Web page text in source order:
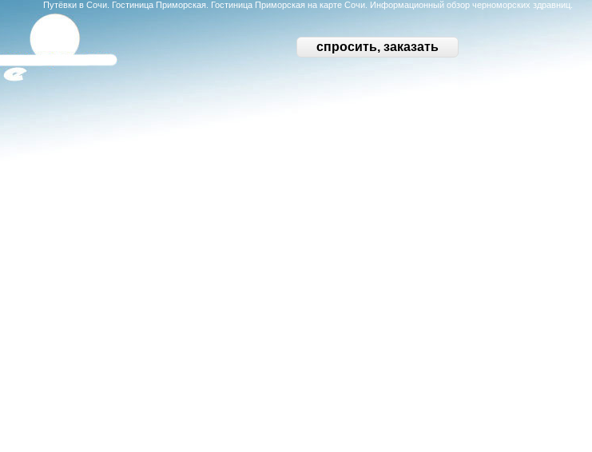
Путёвки в Сочи. Гостиница Приморская. Гостиница Приморская на карте Сочи. Информационный обзор черноморских здравниц.
спросить, заказать